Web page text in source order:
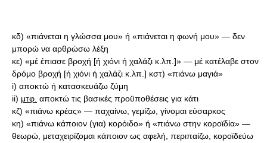
κδ) «πιάνεται η γλώσσα μου» ή «πιάνεται η φωνή μου» — δεν
μπορώ να αρθρώσω λέξη
κε) «μέ έπιασε βροχή [ή χιόνι ή χαλάζι κ.λπ.]» — μέ κατέλαβε στον
δρόμο βροχή [ή χιόνι ή χαλάζι κ.λπ.] κστ) «πιάνω μαγιά»
i) αποκτώ ή κατασκευάζω ζύμη
ii) μτφ. αποκτώ τις βασικές προϋποθέσεις για κάτι
κζ) «πιάνω κρέας» — παχαίνω, γεμίζω, γίνομαι εύσαρκος
κη) «πιάνω κάποιον (για) κορόιδο» ή «πιάνω στην κοροϊδία» —
θεωρώ, μεταχειρίζομαι κάποιον ως αφελή, περιπαίζω, κοροϊδεύω